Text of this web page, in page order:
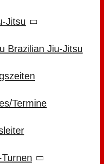
Jitsu
Brazilian Jiu-Jitsu
Termine